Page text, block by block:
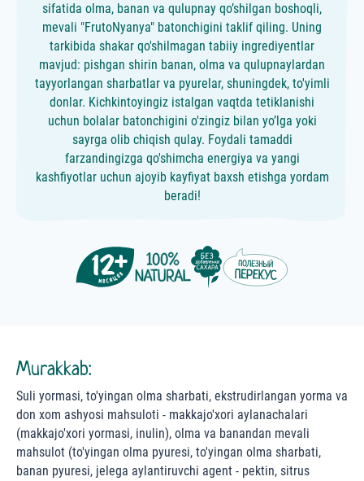
sifatida olma, banan va qulupnay qo’shilgan boshoqli,
mevali "FrutoNyanya" batonchigini taklif qiling. Uning
tarkibida shakar qo'shilmagan tabiiy ingrediyentlar
mavjud: pishgan shirin banan, olma va qulupnaylardan
tayyorlangan sharbatlar va pyurelar, shuningdek, to'yimli
donlar. Kichkintoyingiz istalgan vaqtda tetiklanishi
uchun bolalar batonchigini o'zingiz bilan yo’lga yoki
sayrga olib chiqish qulay. Foydali tamaddi
farzandingizga qo'shimcha energiya va yangi
kashfiyotlar uchun ajoyib kayfiyat baxsh etishga yordam
beradi!
Murakkab:
Suli yormasi, to'yingan olma sharbati, ekstrudirlangan yorma va
don xom ashyosi mahsuloti - makkajo'xori aylanachalari
(makkajo'xori yormasi, inulin), olma va banandan mevali
mahsulot (to'yingan olma pyuresi, to'yingan olma sharbati,
banan pyuresi, jelega aylantiruvchi agent - pektin, sitrus